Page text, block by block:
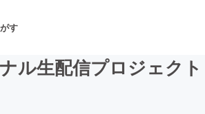
す
ル生配信プロジェクト